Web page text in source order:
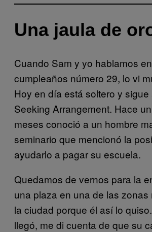
Una jaula de
Cuando Sam y yo hablamos
cumpleaños número 29, lo vi
Hoy en día está soltero y sigue
Seeking Arrangement. Hace
meses conoció a un hombre
seminario que mencionó la
ayudarlo a pagar su escuela.
Quedamos de vernos para la
una plaza en una de las zonas
la ciudad porque él así lo
llegó, me di cuenta de que su